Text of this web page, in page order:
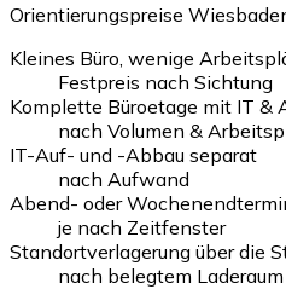
Orientierungspreise
Kleines Büro, wenige
Festpreis nach Sichtung
Komplette Büroetage mit IT &
nach Volumen &
IT-Auf- und -Abbau separat
nach Aufwand
Abend- oder
je nach Zeitfenster
Standortverlagerung über die
nach belegtem Laderaum